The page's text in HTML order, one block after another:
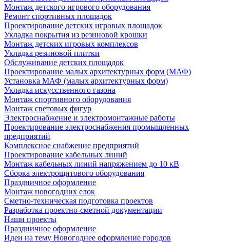
Монтаж детского игрового оборудования
Ремонт спортивных площадок
Проектирование детских игровых площадок
Укладка покрытия из резиновой крошки
Монтаж детских игровых комплексов
Укладка резиновой плитки
Обслуживание детских площадок
Проектирование малых архитектурных форм (МАФ)
Установка МАФ (малых архитектурных форм)
Укладка искусственного газона
Монтаж спортивного оборудования
Монтаж световых фигур
Электроснабжение и электромонтажные работы
Проектирование электроснабжения промышленных
предприятий
Комплексное снабжение предприятий
Проектирование кабельных линий
Монтаж кабельных линий напряжением до 10 кВ
Сборка электрощитового оборудования
Праздничное оформление
Монтаж новогодних елок
Сметно-техническая подготовка проектов
Разработка проектно-сметной документации
Наши проекты
Праздничное оформление
Идеи на тему Новогоднее оформление городов